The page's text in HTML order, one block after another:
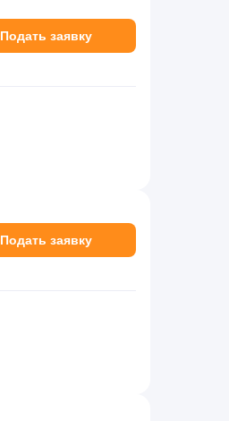
Подать заявку
Подать заявку